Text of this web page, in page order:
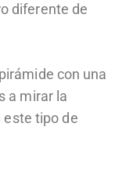
diferente de
con una
a mirar la
tipo de